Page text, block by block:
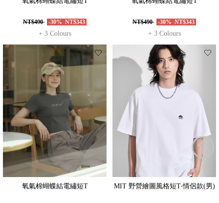
NT$490 -30% NT$343
+ 3 Colours
NT$490 -30% NT$343
+ 3 Colours
氧氣棉蝴蝶結電繡短T MIT 野營繪圖風格短T‧情侶款(男)